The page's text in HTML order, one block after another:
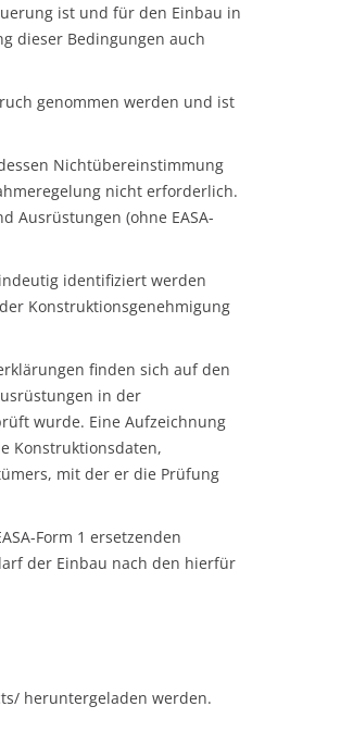
ist und für den Einbau in
dieser Bedingungen auch
genommen werden und ist
Nichtübereinstimmung
nicht erforderlich.
Ausrüstungen (ohne EASA-
identifiziert werden
Konstruktionsgenehmigung
finden sich auf den
in der
wurde. Eine Aufzeichnung
Konstruktionsdaten,
mit der er die Prüfung
Form 1 ersetzenden
der Einbau nach den hierfür
heruntergeladen werden.